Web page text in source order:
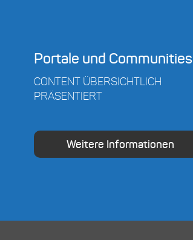
Portale und Communities
CONTENT ÜBERSICHTLICH
PRÄSENTIERT
Weitere Informationen